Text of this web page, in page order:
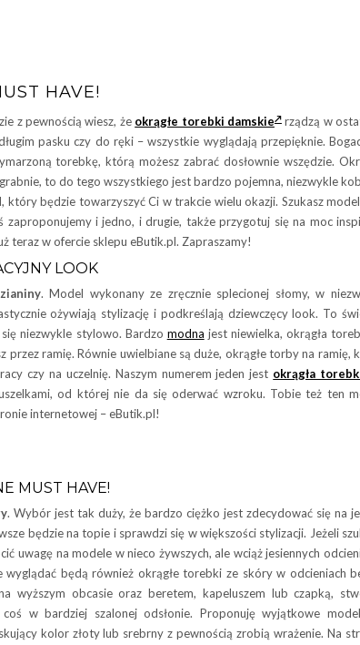
HAVE!
z pewnością wiesz, że okrągłe torebki damskie
rządzą w
pasku czy do ręki – wszystkie wyglądają przepięknie.
torebkę, którą możesz zabrać dosłownie wszędzie.
to do tego wszystkiego jest bardzo pojemna, niezwykle
będzie towarzyszyć Ci w trakcie wielu okazji. Szukasz
zaproponujemy i jedno, i drugie, także przygotuj się na moc
teraz w ofercie sklepu eButik.pl. Zapraszamy!
LOOK
. Model wykonany ze zręcznie splecionej słomy, w
ożywiają stylizację i podkreślają dziewczęcy look. To
niezwykle stylowo. Bardzo modna jest niewielka, okrągła
przez ramię. Równie uwielbiane są duże, okrągłe torby na ramię,
czy na uczelnię. Naszym numerem jeden jest okrągła
od której nie da się oderwać wzroku. Tobie też ten
internetowej – eButik.pl!
MUST HAVE!
. Wybór jest tak duży, że bardzo ciężko jest zdecydować się na
będzie na topie i sprawdzi się w większości stylizacji. Jeżeli
na modele w nieco żywszych, ale wciąż jesiennych
będą również okrągłe torebki ze skóry w odcieniach
wyższym obcasie oraz beretem, kapeluszem lub czapką,
w bardziej szalonej odsłonie. Proponuję wyjątkowe
kolor złoty lub srebrny z pewnością zrobią wrażenie. Na